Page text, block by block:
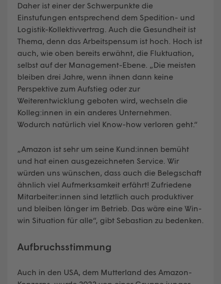
Daher ist einer der Schwerpunkte die
Einstufungen entsprechend dem Spedition- und
Logistik-Kollektivvertrag. Auch die Gesundheit ist
Thema, denn das Arbeitspensum ist hoch. Hoch ist
auch, wie oben bereits erwähnt, die Fluktuation,
selbst auf der Management-Ebene. „Die meisten
bleiben drei Jahre, wenn ihnen dann keine
Perspektive zum Aufstieg oder zur
Weiterentwicklung geboten wird, wechseln die
Kolleg:innen in ein anderes Unternehmen.
Wodurch natürlich viel Know-how verloren geht.“
„Amazon ist sehr um seine Kund:innen bemüht
und hat einen ausgezeichneten Service. Wir
würden uns wünschen, dass auch die Belegschaft
ähnlich viel Aufmerksamkeit erfährt! Zufriedene
Mitarbeiter:innen sind letztlich auch produktiver
und bleiben länger im Betrieb. Das wäre eine Win-
win Situation für alle“, gibt Sebastian zu bedenken.
Aufbruchsstimmung
Auch in den USA, dem Mutterland des Amazon-